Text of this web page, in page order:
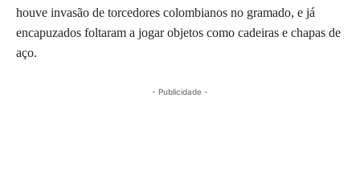
houve invasão de torcedores colombianos no gramado, e já
encapuzados foltaram a jogar objetos como cadeiras e chapas de
aço.
- Publicidade -